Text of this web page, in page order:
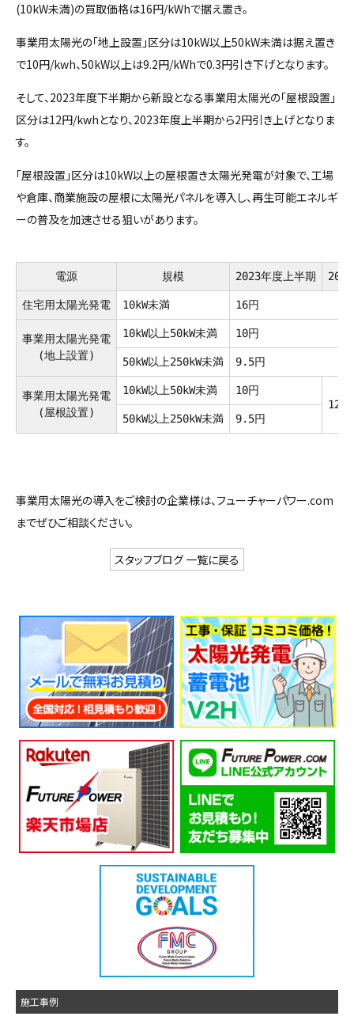
(10kW未満)の買取価格は16円/kWhで据え置き。
事業用太陽光の「地上設置」区分は10kW以上50kW未満は据え置き
で10円/kwh、50kW以上は9.2円/kWhで0.3円引き下げとなります。
そして、2023年度下半期から新設となる事業用太陽光の「屋根設置」
区分は12円/kwhとなり、2023年度上半期から2円引き上げとなりま
す。
「屋根設置」区分は10kW以上の屋根置き太陽光発電が対象で、工場
や倉庫、商業施設の屋根に太陽光パネルを導入し、再生可能エネルギ
ーの普及を加速させる狙いがあります。
電源 規模 2023年度上半期
住宅用太陽光発電 10kW未満 16円
事業用太陽光発電
(地上設置)
10kW以上50kW未満 10円
50kW以上250kW未満 9.5円
事業用太陽光発電
(屋根設置)
10kW以上50kW未満
10円
12円
50kW以上250kW未満 9.5円
事業用太陽光の導入をご検討の企業様は、フューチャーパワー.com
までぜひご相談ください。
スタッフブログ 一覧に戻る
施工事例